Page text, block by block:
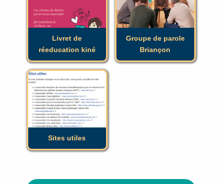
Livret de
réeducation kiné
Groupe de parole
Briançon
Briançon
Sites utiles
Sites utiles